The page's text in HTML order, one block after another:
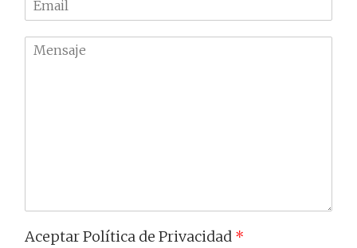
f
m
a
M
Aceptar Política de Privacidad *